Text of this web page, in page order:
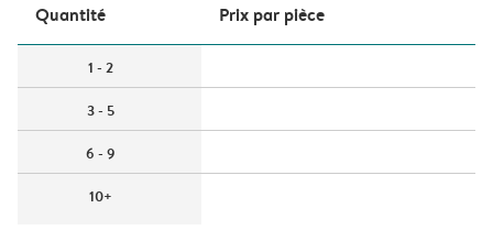
Quantité Prix ​​par pièce
1 - 2
3 - 5
6 - 9
10+